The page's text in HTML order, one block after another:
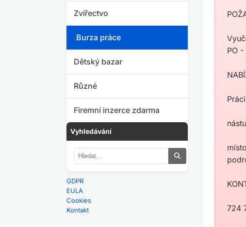
Zvířectvo
Burza práce
Dětský bazar
Různé
Firemní inzerce zdarma
Vyhledávání
GDPR
EULA
Cookies
Kontakt
PO
724